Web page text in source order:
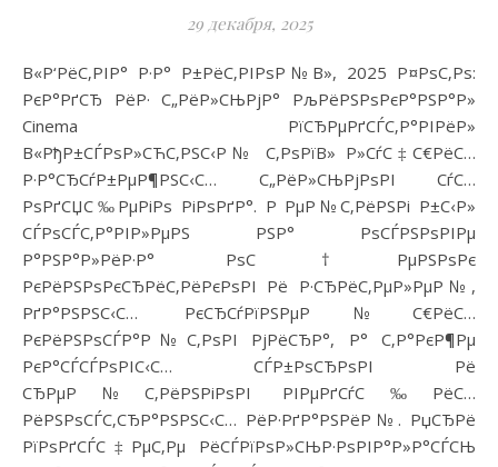
29 декабря, 2025
В«Р‘РёС‚РІР° Р·Р° Р±РёС‚РІРѕР№В», 2025 Р¤РѕС‚Рѕ:
РєР°РґСЂ РёР· С„РёР»СЊРјР° РљРёРЅРѕРєР°РЅР°Р»
Cinema РїСЂРµРґСЃС‚Р°РІРёР»
В«РђР±СЃРѕР»СЋС‚РЅС‹Р№ С‚РѕРїВ» Р»СѓС‡С€РёС…
Р·Р°СЂСѓР±РµР¶РЅС‹С… С„РёР»СЊРјРѕРІ СѓС…
РѕРґСЏС‰РµРіРѕ РіРѕРґР°. Р РµР№С‚РёРЅРі Р±С‹Р»
СЃРѕСЃС‚Р°РІР»РµРЅ РЅР° РѕСЃРЅРѕРІРµ
Р°РЅР°Р»РёР·Р° РѕС†РµРЅРѕРє
РєРёРЅРѕРєСЂРёС‚РёРєРѕРІ Рё Р·СЂРёС‚РµР»РµР№,
РґР°РЅРЅС‹С… РєСЂСѓРїРЅРµР№С€РёС…
РєРёРЅРѕСЃР°Р№С‚РѕРІ РјРёСЂР°, Р° С‚Р°РєР¶Рµ
РєР°СЃСЃРѕРІС‹С… СЃР±РѕСЂРѕРІ Рё
СЂРµР№С‚РёРЅРіРѕРІ РІРµРґСѓС‰РёС…
РёРЅРѕСЃС‚СЂР°РЅРЅС‹С… РёР·РґР°РЅРёР№. РџСЂРё
РїРѕРґСЃС‡РµС‚Рµ РёСЃРїРѕР»СЊР·РѕРІР°Р»Р°СЃСЊ